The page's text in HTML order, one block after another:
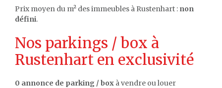
Prix moyen du m² des immeubles à Rustenhart : non
défini.
Nos parkings / box à
Rustenhart en exclusivité
0 annonce de parking / box à vendre ou louer